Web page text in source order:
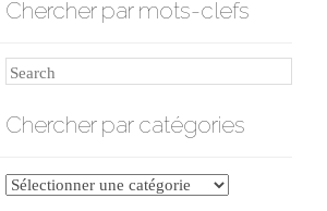
Chercher par mots-clefs
Search
Chercher par catégories
Chercher